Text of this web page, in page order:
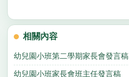
相關內容
幼兒園小班第二學期家長會發言稿
幼兒園小班家長會班主任發言稿